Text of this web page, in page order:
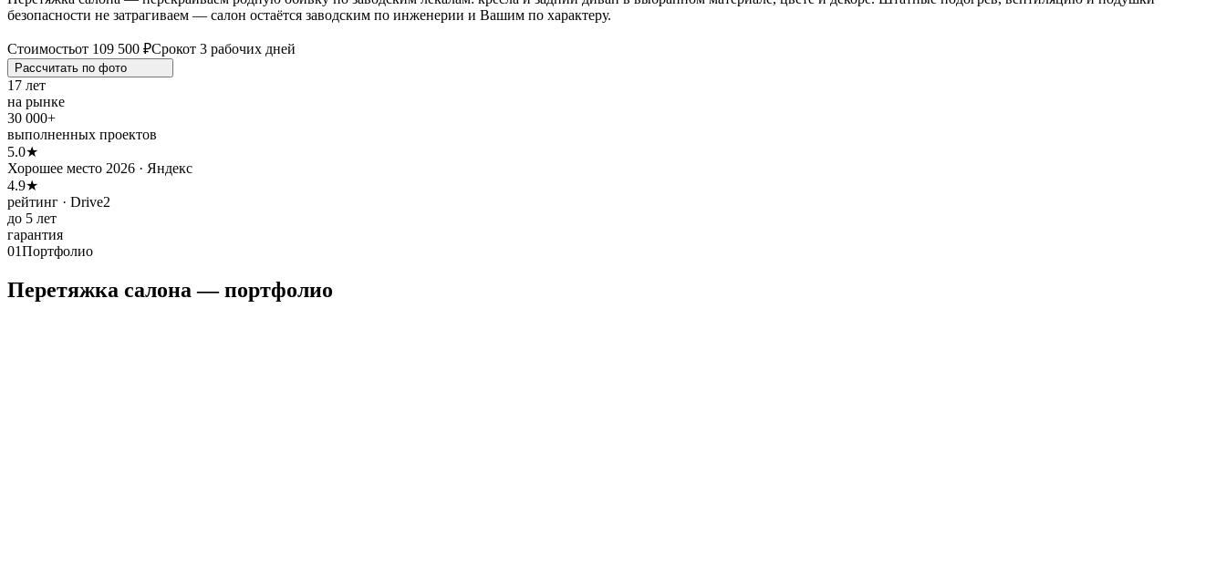
безопасности не затрагиваем — салон остаётся заводским по инженерии и Вашим по характеру.
Стоимостьот 109 500 ₽Срокот 3 рабочих дней
Рассчитать по фото
17 лет
на рынке
30 000+
выполненных проектов
5.0★
Хорошее место 2026 · Яндекс
4.9★
рейтинг · Drive2
до 5 лет
гарантия
01Портфолио
Перетяжка салона — портфолио